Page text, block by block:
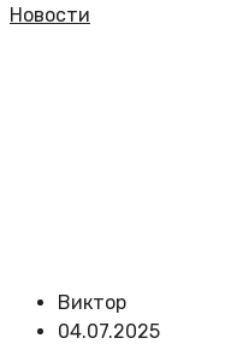
Новости
Виктор
04.07.2025